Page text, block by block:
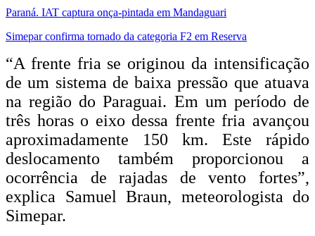
Paraná. IAT captura onça-pintada em Mandaguari
Simepar confirma tornado da categoria F2 em Reserva
“A frente fria se originou da intensificação
de um sistema de baixa pressão que atuava
na região do Paraguai. Em um período de
três horas o eixo dessa frente fria avançou
aproximadamente 150 km. Este rápido
deslocamento também proporcionou a
ocorrência de rajadas de vento fortes”,
explica Samuel Braun, meteorologista do
Simepar.